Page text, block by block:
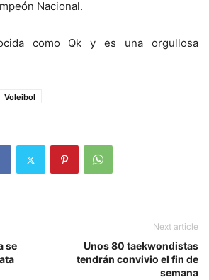
Nacional.
como Qk y es una orgullosa
Voleibol
se
Next article
Unos 80 taekwondistas
tendrán convivio el fin de
semana